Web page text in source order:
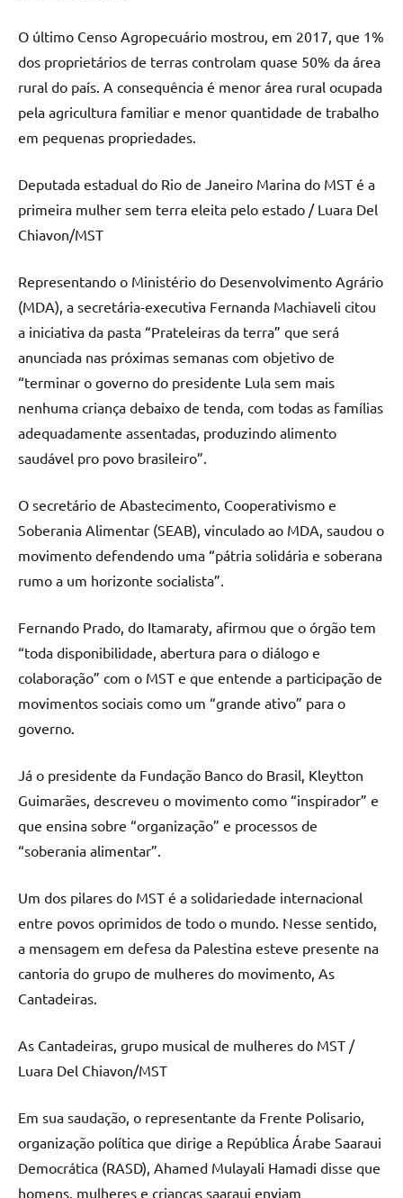
O último Censo Agropecuário mostrou, em 2017, que 1%
dos proprietários de terras controlam quase 50% da área
rural do país. A consequência é menor área rural ocupada
pela agricultura familiar e menor quantidade de trabalho
em pequenas propriedades.
Deputada estadual do Rio de Janeiro Marina do MST é a
primeira mulher sem terra eleita pelo estado / Luara Del
Chiavon/MST
Representando o Ministério do Desenvolvimento Agrário
(MDA), a secretária-executiva Fernanda Machiaveli citou
a iniciativa da pasta “Prateleiras da terra” que será
anunciada nas próximas semanas com objetivo de
“terminar o governo do presidente Lula sem mais
nenhuma criança debaixo de tenda, com todas as famílias
adequadamente assentadas, produzindo alimento
saudável pro povo brasileiro”.
O secretário de Abastecimento, Cooperativismo e
Soberania Alimentar (SEAB), vinculado ao MDA, saudou o
movimento defendendo uma “pátria solidária e soberana
rumo a um horizonte socialista”.
Fernando Prado, do Itamaraty, afirmou que o órgão tem
“toda disponibilidade, abertura para o diálogo e
colaboração” com o MST e que entende a participação de
movimentos sociais como um “grande ativo” para o
governo.
Já o presidente da Fundação Banco do Brasil, Kleytton
Guimarães, descreveu o movimento como “inspirador” e
que ensina sobre “organização” e processos de
“soberania alimentar”.
Um dos pilares do MST é a solidariedade internacional
entre povos oprimidos de todo o mundo. Nesse sentido,
a mensagem em defesa da Palestina esteve presente na
cantoria do grupo de mulheres do movimento, As
Cantadeiras.
As Cantadeiras, grupo musical de mulheres do MST /
Luara Del Chiavon/MST
Em sua saudação, o representante da Frente Polisario,
organização política que dirige a República Árabe Saaraui
Democrática (RASD), Ahamed Mulayali Hamadi disse que
homens, mulheres e crianças saaraui enviam